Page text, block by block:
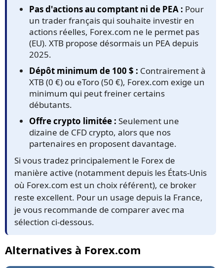
Pas d'actions au comptant ni de PEA : Pour
un trader français qui souhaite investir en
actions réelles, Forex.com ne le permet pas
(EU). XTB propose désormais un PEA depuis
2025.
Dépôt minimum de 100 $ : Contrairement à
XTB (0 €) ou eToro (50 €), Forex.com exige un
minimum qui peut freiner certains
débutants.
Offre crypto limitée : Seulement une
dizaine de CFD crypto, alors que nos
partenaires en proposent davantage.
Si vous tradez principalement le Forex de
manière active (notamment depuis les États-Unis
où Forex.com est un choix référent), ce broker
reste excellent. Pour un usage depuis la France,
je vous recommande de comparer avec ma
sélection ci-dessous.
Alternatives à Forex.com